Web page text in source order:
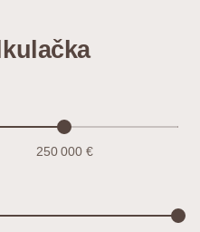
250 000 €